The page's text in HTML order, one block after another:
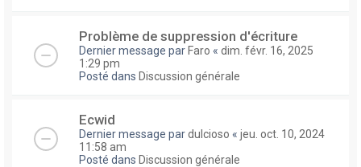
Problème de suppression d'écriture
Dernier message par Faro « dim. févr. 16, 2025
1:29 pm
Posté dans Discussion générale
Ecwid
Dernier message pardulcioso « jeu. oct. 10, 2024
11:58 am
Posté dans Discussion générale